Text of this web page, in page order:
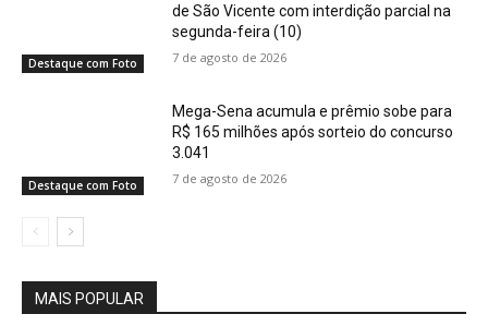
Destaque com Foto
de São Vicente com interdição parcial na
segunda-feira (10)
7 de agosto de 2026
Destaque com Foto
Mega-Sena acumula e prêmio sobe para
R$ 165 milhões após sorteio do concurso
3.041
7 de agosto de 2026
MAIS POPULAR